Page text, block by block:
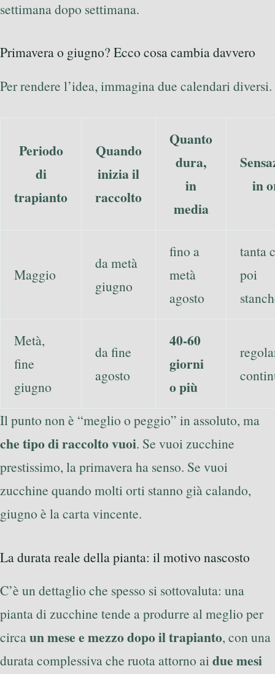
settimana dopo settimana.
Primavera o giugno? Ecco cosa cambia davvero
Per rendere l’idea, immagina due calendari diversi.
Periodo
di
trapianto
Quando
inizia il
raccolto
Quanto
dura,
in
media
in
Maggio
da metà
giugno
fino a
metà
agosto
tanta
poi
Metà,
fine
giugno
da fine
agosto
40-60
giorni
o più
Il punto non è “meglio o peggio” in assoluto, ma
che tipo di raccolto vuoi. Se vuoi zucchine
prestissimo, la primavera ha senso. Se vuoi
zucchine quando molti orti stanno già calando,
giugno è la carta vincente.
La durata reale della pianta: il motivo nascosto
C’è un dettaglio che spesso si sottovaluta: una
pianta di zucchine tende a produrre al meglio per
circaun mese e mezzo dopo il trapianto, con una
durata complessiva che ruota attorno aidue mesi